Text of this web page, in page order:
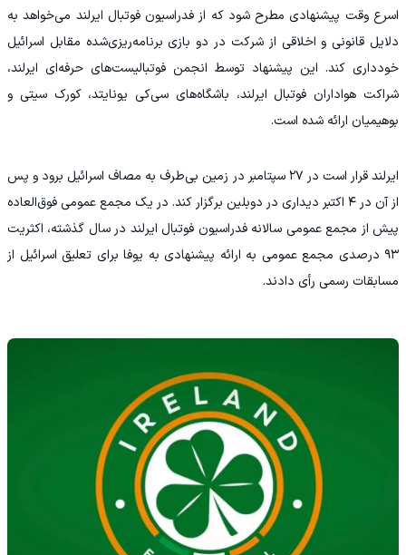
اسرع وقت پیشنهادی مطرح شود که از فدراسیون فوتبال ایرلند می‌خواهد به
دلایل قانونی و اخلاقی از شرکت در دو بازی برنامه‌ریزی‌شده مقابل اسرائیل
خودداری کند. این پیشنهاد توسط انجمن فوتبالیست‌های حرفه‌ای ایرلند،
شراکت هواداران فوتبال ایرلند، باشگاه‌های سی‌کی یونایتد، کورک سیتی و
بوهیمیان ارائه شده است.
ایرلند قرار است در ۲۷ سپتامبر در زمین بی‌طرف به مصاف اسرائیل برود و پس
از آن در ۴ اکتبر دیداری در دوبلین برگزار کند. در یک مجمع عمومی فوق‌العاده
پیش از مجمع عمومی سالانه فدراسیون فوتبال ایرلند در سال گذشته، اکثریت
۹۳ درصدی مجمع عمومی به ارائه پیشنهادی به یوفا برای تعلیق اسرائیل از
مسابقات رسمی رأی دادند.